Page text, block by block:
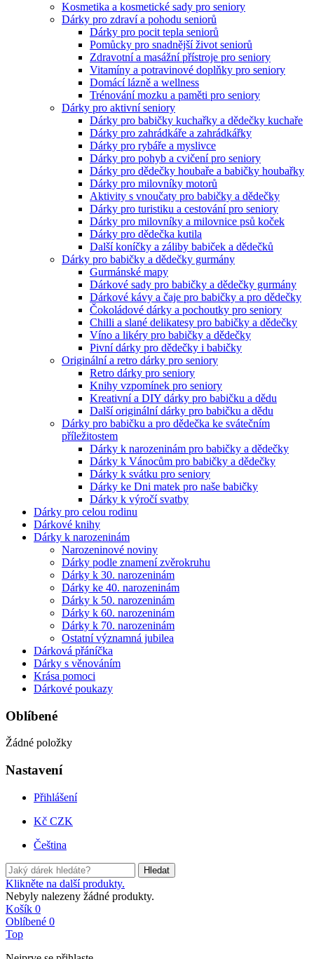
Kosmetika a kosmetické sady pro seniory
Dárky pro zdraví a pohodu seniorů
Dárky pro pocit tepla seniorů
Pomůcky pro snadnější život seniorů
Zdravotní a masážní přístroje pro seniory
Vitamíny a potravinové doplňky pro seniory
Domácí lázně a wellness
Trénování mozku a paměti pro seniory
Dárky pro aktivní seniory
Dárky pro babičky kuchařky a dědečky kuchaře
Dárky pro zahrádkáře a zahrádkářky
Dárky pro rybáře a myslivce
Dárky pro pohyb a cvičení pro seniory
Dárky pro dědečky houbaře a babičky houbařky
Dárky pro milovníky motorů
Aktivity s vnoučaty pro babičky a dědečky
Dárky pro turistiku a cestování pro seniory
Dárky pro milovníky a milovnice psů koček
Dárky pro dědečka kutila
Další koníčky a záliby babiček a dědečků
Dárky pro babičky a dědečky gurmány
Gurmánské mapy
Dárkové sady pro babičky a dědečky gurmány
Dárkové kávy a čaje pro babičky a pro dědečky
Čokoládové dárky a pochoutky pro seniory
Chilli a slané delikatesy pro babičky a dědečky
Víno a likéry pro babičky a dědečky
Pivní dárky pro dědečky i babičky
Originální a retro dárky pro seniory
Retro dárky pro seniory
Knihy vzpomínek pro seniory
Kreativní a DIY dárky pro babičku a dědu
Další originální dárky pro babičku a dědu
Dárky pro babičku a pro dědečka ke svátečním
příležitostem
Dárky k narozeninám pro babičky a dědečky
Dárky k Vánocům pro babičky a dědečky
Dárky k svátku pro seniory
Dárky ke Dni matek pro naše babičky
Dárky k výročí svatby
Dárky pro celou rodinu
Dárkové knihy
Dárky k narozeninám
Narozeninové noviny
Dárky podle znamení zvěrokruhu
Dárky k 30. narozeninám
Dárky ke 40. narozeninám
Dárky k 50. narozeninám
Dárky k 60. narozeninám
Dárky k 70. narozeninám
Ostatní významná jubilea
Dárková přáníčka
Dárky s věnováním
Krása pomoci
Dárkové poukazy
Oblíbené
Žádné položky
Nastavení
Přihlášení
Kč CZK
Čeština
Hledat
Klikněte na další produkty.
Nebyly nalezeny žádné produkty.
Košík 0
Oblíbené 0
Top